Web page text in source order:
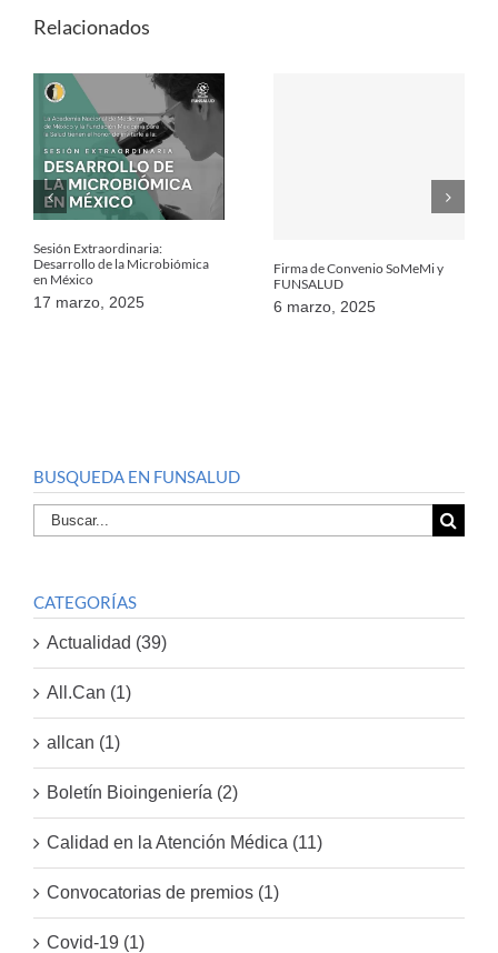
Relacionados
Sesión Extraordinaria:
Desarrollo de la Microbiómica
en México
17 marzo, 2025
Firma de Convenio SoMeMi y
FUNSALUD
6 marzo, 2025
BUSQUEDA EN FUNSALUD
Buscar
por:
CATEGORÍAS
Actualidad (39)
All.Can (1)
allcan (1)
Boletín Bioingeniería (2)
Calidad en la Atención Médica (11)
Convocatorias de premios (1)
Covid-19 (1)